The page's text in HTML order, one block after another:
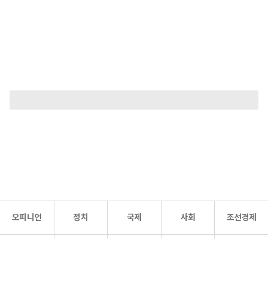
오피니언 정치 국제 사회 조선경제